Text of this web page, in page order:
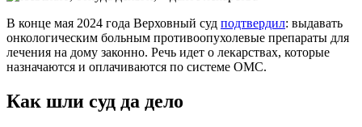
В конце мая 2024 года Верховный суд подтвердил: выдавать
онкологическим больным противоопухолевые препараты для
лечения на дому законно. Речь идет о лекарствах, которые
назначаются и оплачиваются по системе ОМС.
Как шли суд да дело